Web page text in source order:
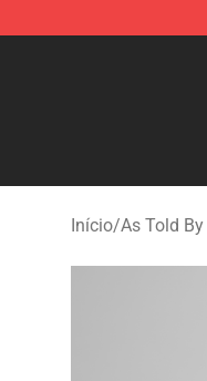
Início/As Told